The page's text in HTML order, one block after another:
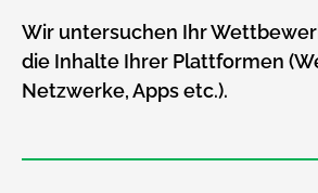
Wir untersuchen Ihr
die Inhalte Ihrer Plattformen
Netzwerke, Apps etc.).